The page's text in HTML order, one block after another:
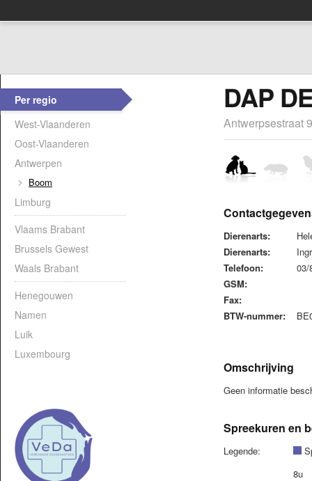
Per regio
West-Vlaanderen
Oost-Vlaanderen
Antwerpen
Boom
Limburg
Vlaams Brabant
Brussels Gewest
Waals Brabant
Henegouwen
Namen
Luik
Luxembourg
DAP
Antwerpsestraat
Dierenarts:
Dierenarts:
Telefoon:
GSM:
Fax:
BTW-nummer:
Omschrijving
Geen informatie
Spreekuren en
Legende:
8u